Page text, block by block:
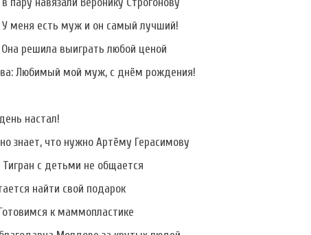
У меня есть муж и он самый лучший!
решила выиграть любой ценой
Любимый мой муж, с днём рождения!
настал!
знает, что нужно Артёму Герасимову
с детьми не общается
найти свой подарок
к маммопластике